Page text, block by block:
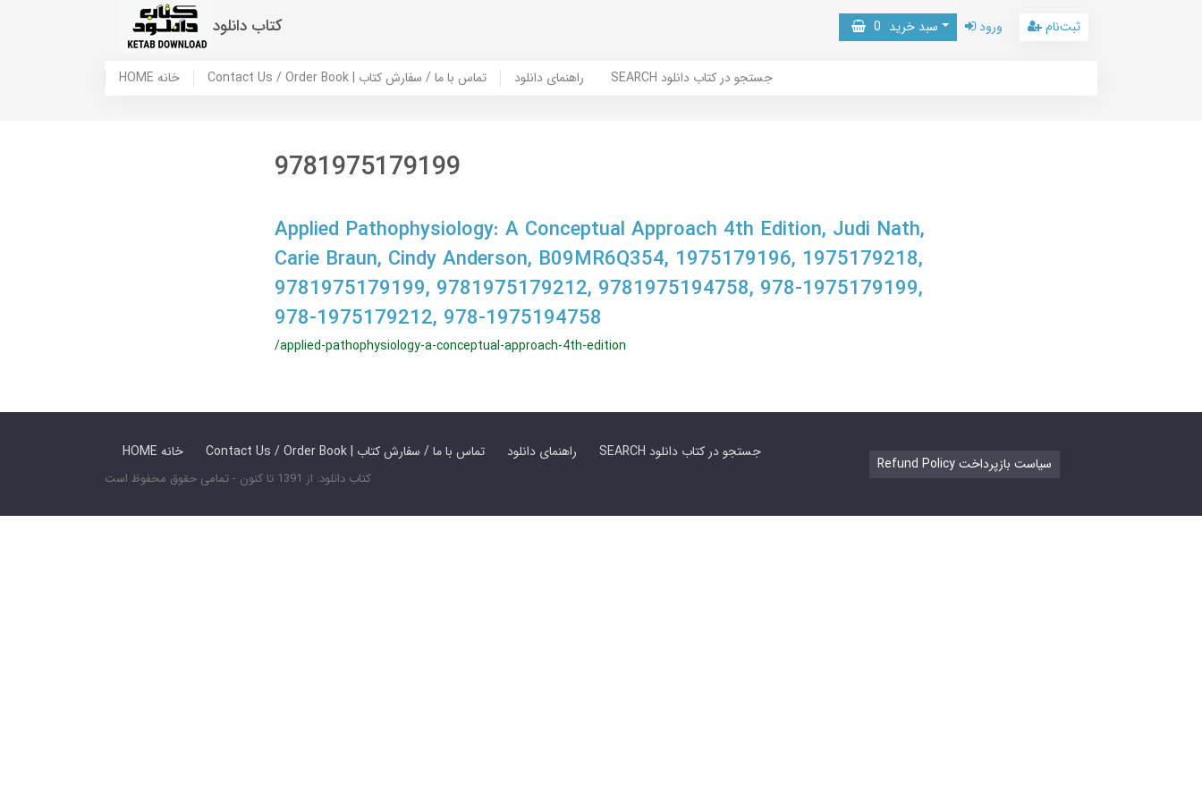
کتاب دانلود سبد خرید 0 ورود ثبت‌نام
HOME خانه Contact Us / Order Book | تماس با ما / سفارش کتاب راهنمای دانلود SEARCH جستجو در کتاب دانلود
9781975179199
Applied Pathophysiology: A Conceptual Approach 4th Edition, Judi Nath,
Carie Braun, Cindy Anderson, B09MR6Q354, 1975179196, 1975179218,
9781975179199, 9781975179212, 9781975194758, 978-1975179199,
978-1975179212, 978-1975194758
/applied-pathophysiology-a-conceptual-approach-4th-edition
HOME خانه Contact Us / Order Book | تماس با ما / سفارش کتاب راهنمای دانلود SEARCH جستجو در کتاب دانلود
کتاب دانلود: از 1391 تا کنون - تمامی حقوق محفوظ است
Refund Policy سیاست بازپرداخت